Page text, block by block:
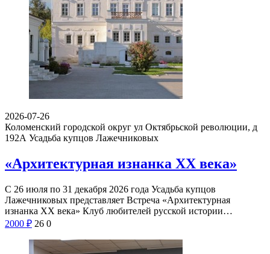
2026-07-26
Коломенский городской округ ул Октябрьской революции, д
192А Усадьба купцов Лажечниковых
«Архитектурная изнанка XX века»
С 26 июля по 31 декабря 2026 года Усадьба купцов
Лажечниковых представляет Встреча «Архитектурная
изнанка XX века» Клуб любителей русской истории…
2000 ₽ 26 0